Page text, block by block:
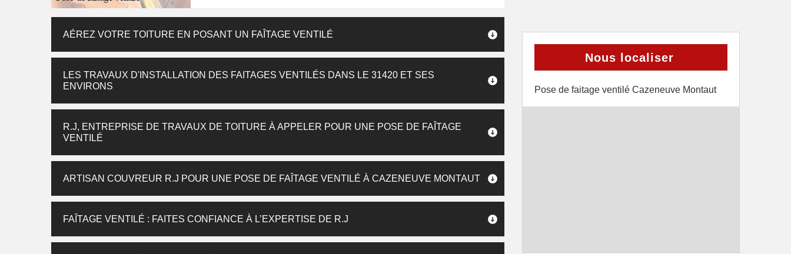
AÉREZ VOTRE TOITURE EN POSANT UN FAÎTAGE VENTILÉ
LES TRAVAUX D'INSTALLATION DES FAITAGES VENTILÉS DANS LE 31420 ET SES
ENVIRONS
R.J, ENTREPRISE DE TRAVAUX DE TOITURE À APPELER POUR UNE POSE DE FAÎTAGE
VENTILÉ
ARTISAN COUVREUR R.J POUR UNE POSE DE FAÎTAGE VENTILÉ À CAZENEUVE MONTAUT
FAÎTAGE VENTILÉ : FAITES CONFIANCE À L’EXPERTISE DE R.J
Nous localiser
Pose de faitage ventilé Cazeneuve Montaut